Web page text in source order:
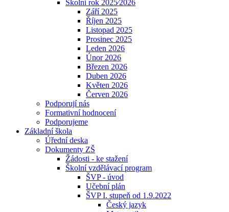
Školní rok 2025⁄2026
Září 2025
Říjen 2025
Listopad 2025
Prosinec 2025
Leden 2026
Únor 2026
Březen 2026
Duben 2026
Květen 2026
Červen 2026
Podporují nás
Formativní hodnocení
Podporujeme
Základní škola
Úřední deska
Dokumenty ZŠ
Žádosti - ke stažení
Školní vzdělávací program
ŠVP - úvod
Učební plán
ŠVP I. stupeň od 1.9.2022
Český jazyk